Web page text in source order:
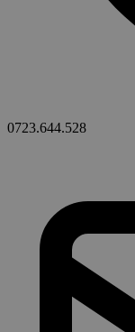
0723.644.528